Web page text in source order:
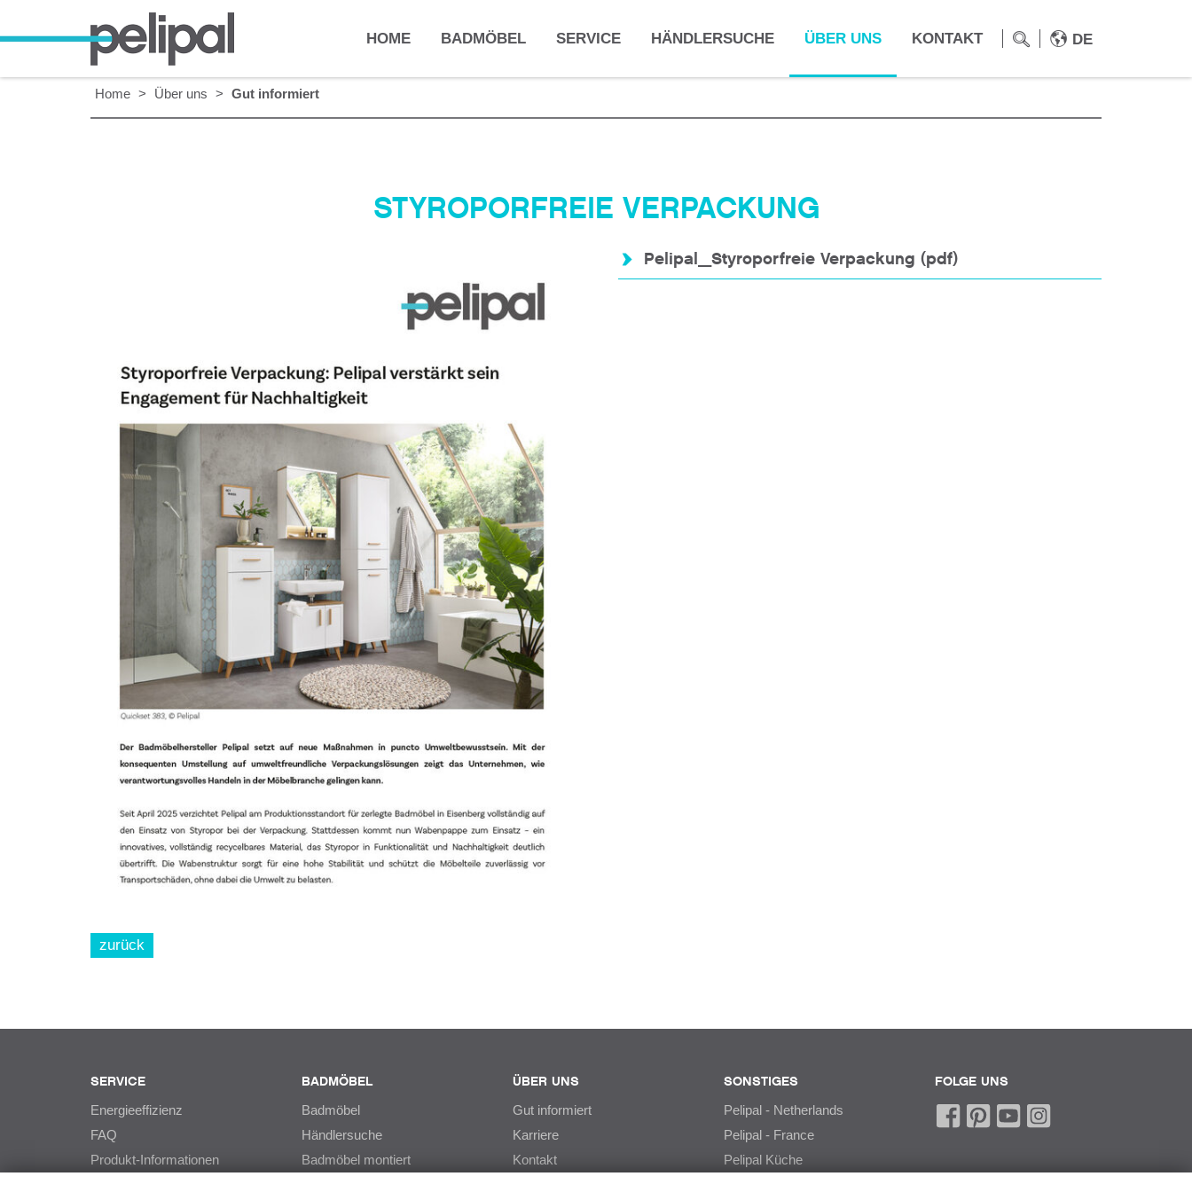
DE
HOME BADMÖBEL SERVICE HÄNDLERSUCHE ÜBER UNS KONTAKT
Home > Über uns > Gut informiert
STYROPORFREIE VERPACKUNG
Pelipal_Styroporfreie Verpackung (pdf)
zurück
SERVICE
Energieeffizienz
FAQ
Produkt-Informationen
BADMÖBEL
Badmöbel
Händlersuche
Badmöbel montiert
ÜBER UNS
Gut informiert
Karriere
Kontakt
SONSTIGES
Pelipal - Netherlands
Pelipal - France
Pelipal Küche
FOLGE UNS